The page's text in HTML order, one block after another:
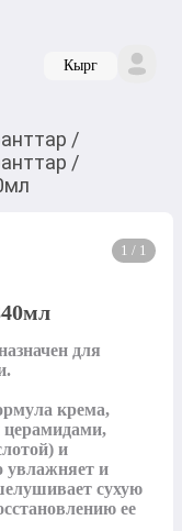
Кырг
/
/
1 / 1
для
крема,
церамидами,
и
увлажняет и
сухую
ее